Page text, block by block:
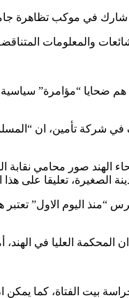
في موكب تظاهرة
والمعلومات
هم ضحايا “مؤامرة”
في شركة تأمين، ان
الهند صور محامي نقابة
الصغيرة، تعليقا على
“منذ اليوم الاول”
المحكمة العليا في
بيت الفتاة، كما يمكن